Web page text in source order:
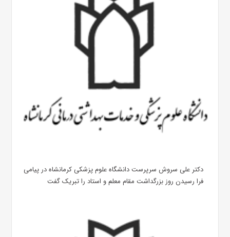
دکتر علی سروش سرپرست دانشگاه علوم پزشکی کرمانشاه در پیامی
فرا رسیدن روز بزرگداشت مقام معلم و استاد را تبریک گفت